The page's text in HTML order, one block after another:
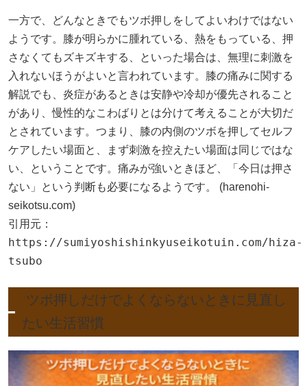
一方で、どんなときでもツボ押しをしてよいわけではない
ようです。膝が明らかに腫れている、熱をもっている、押
さなくてもズキズキする、といった場合は、無理に刺激を
入れないほうがよいと言われています。膝の痛みに関する
解説でも、炎症があるときは安静や冷却が優先されること
があり、慢性的なこわばりとは分けて考えることが大切だ
とされています。つまり、膝の内側のツボを押してセルフ
ケアしたい場面と、まず刺激を控えたい場面は同じではな
い、ということです。痛みが強いときほど、「今日は押さ
ない」という判断も必要になるようです。 (harenohi-
seikotsu.com)
引用元：
https://sumiyoshishinkyuseikotuin.com/hiza-
tsubo
ツボ押しだけでよくならないときに見直し
たい生活習慣